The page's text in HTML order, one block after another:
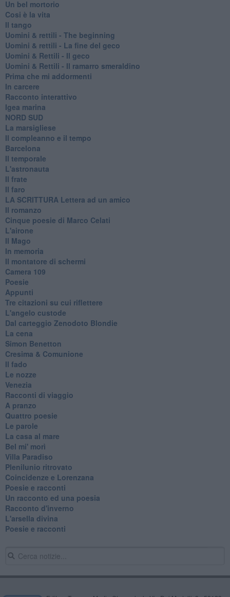
Un bel mortorio
Cosi è la vita
Il tango
​Uomini & rettili - The beginning
​Uomini & rettili - La fine del geco
Uomini & Rettili - Il geco
Uomini & Rettili - Il ramarro smeraldino
Prima che mi addormenti
In carcere
Racconto interattivo
Igea marina
​NORD SUD
La marsigliese
Il compleanno e il tempo
Barcelona
Il temporale
L'astronauta
Il frate
Il faro
​LA SCRITTURA Lettera ad un amico
Il romanzo
Cinque poesie di Marco Celati
L'airone
Il Mago
In memoria
Il montatore di schermi
Camera 109
Poesie
Appunti
Tre citazioni su cui riflettere
L'angelo custode
Dal carteggio Zenodoto Blondie
La cena
Simon Benetton
Cresima & Comunione
Il fado
Le nozze
Venezia
Racconti di viaggio
A pranzo
Quattro poesie
Le parole
La casa al mare
Bel mi' morì
Villa Paradiso
Plenilunio ritrovato
Coincidenze e Lorenzana
Poesie e racconti
Un racconto ed una poesia
Racconto d'inverno
​L'arsella divina
Poesie e racconti